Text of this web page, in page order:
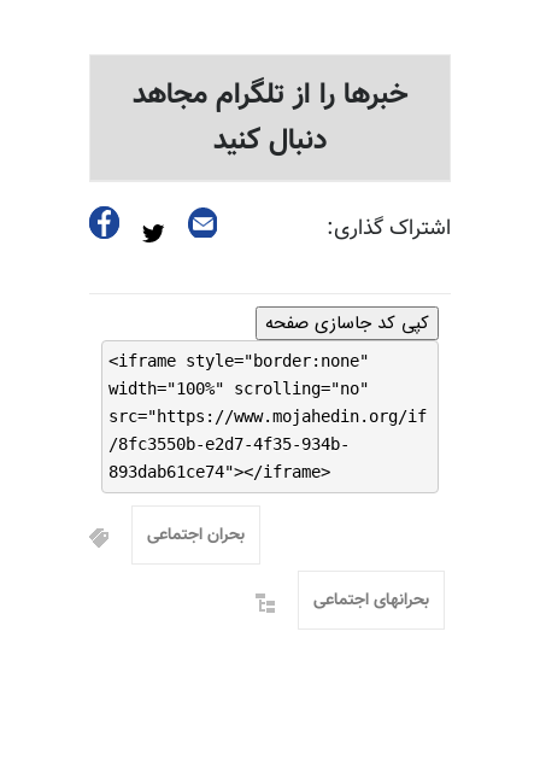
خبرها را از تلگرام مجاهد
دنبال کنید
اشتراک گذاری:
کپی کد جاسازی صفحه
<iframe style="border:none"
width="100%" scrolling="no"
src="https://www.mojahedin.org/if
/8fc3550b-e2d7-4f35-934b-
893dab61ce74"></iframe>
بحران اجتماعی
بحرانهای اجتماعی